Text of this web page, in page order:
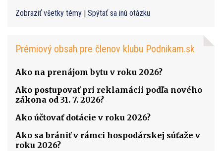
Zobraziť všetky témy Spýtať sa inú otázku
Prémiový obsah pre členov klubu Podnikam.sk
Ako na prenájom bytu v roku 2026?
Ako postupovať pri reklamácii podľa nového
zákona od 31. 7. 2026?
Ako účtovať dotácie v roku 2026?
Ako sa brániť v rámci hospodárskej súťaže v
roku 2026?